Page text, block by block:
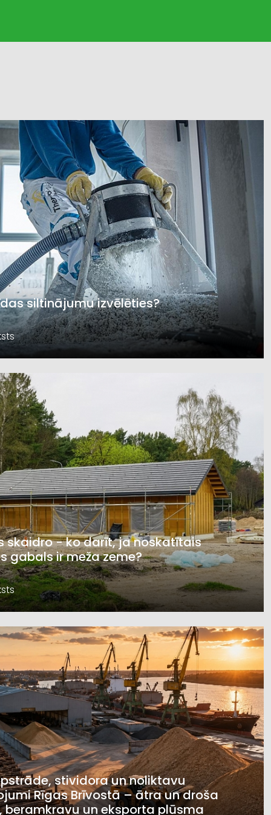
siltinājumu izvēlēties?
skaidro - ko darīt, ja noskatītais
gabals ir meža zeme?
stividora un noliktavu
Rīgas Brīvostā – ātra un droša
beramkravu un eksporta plūsma